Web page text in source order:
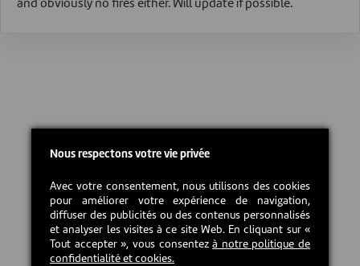
Nous respectons votre vie privée
Avec votre consentement, nous utilisons des cookies
pour améliorer votre expérience de navigation,
diffuser des publicités ou des contenus personnalisés
et analyser les visites à ce site Web. En cliquant sur «
Tout accepter », vous consentezà notre politique de
confidentialité et cookies.